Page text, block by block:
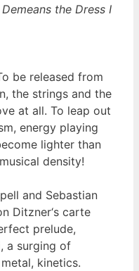
the Dress I
be released from
the strings and the
at all. To leap out
energy playing
lighter than
density!
and Sebastian
Ditzner‘s carte
prelude,
a surging of
kinetics.